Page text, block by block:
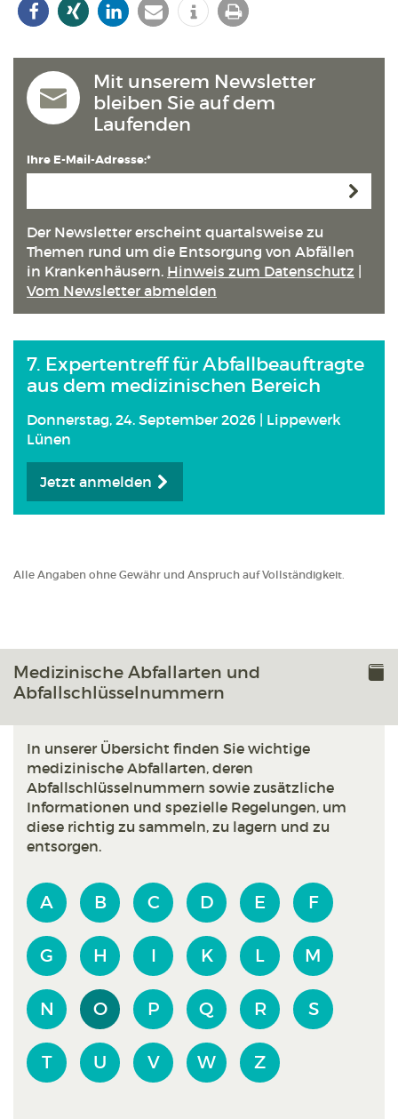
Mit unserem Newsletter
bleiben Sie auf dem
Laufenden
Ihre E-Mail-Adresse:*
Der Newsletter erscheint quartals­weise zu
Themen rund um die Entsorgung von Abfällen
in Kranken­häusern. Hinweis zum Datenschutz
Vom Newsletter abmelden
7. Expertentreff für Abfallbeauftragte
aus dem medizinischen Bereich
Donnerstag, 24. September 2026 | Lippewerk
Lünen
Jetzt anmelden
Alle Angaben ohne Gewähr und Anspruch auf Vollständigkeit.
Medizinische Abfallarten und
Abfallschlüsselnummern
In unserer Übersicht finden Sie wichtige
medizinische Abfallarten, deren
Abfallschlüsselnummern sowie zusätzliche
Informationen und spezielle Regelungen, um
diese richtig zu sammeln, zu lagern und zu
entsorgen.
A B C D E F
G H I K L M
N O P Q R S
T U V W Z